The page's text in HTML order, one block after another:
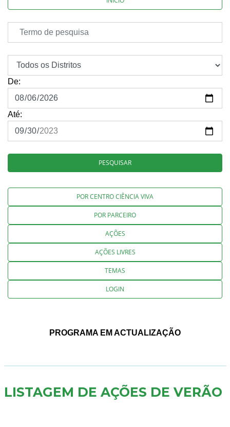
De:
Até:
PESQUISAR
POR CENTRO CIÊNCIA VIVA
POR PARCEIRO
AÇÕES
AÇÕES LIVRES
TEMAS
LOGIN
PROGRAMA EM ACTUALIZAÇÃO
LISTAGEM DE AÇÕES DE VERÃO